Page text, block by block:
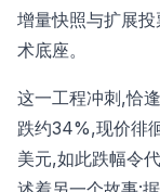
增量快照与扩展
术底座。
这一工程冲刺,恰
跌约34%,现价徘
美元,如此跌幅令